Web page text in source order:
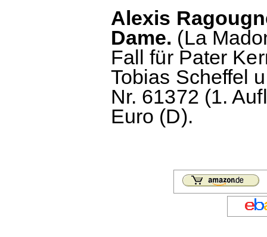
Alexis
Dame. (La
Fall für Pater
Tobias Scheffel
Nr. 61372 (1.
Euro (D).